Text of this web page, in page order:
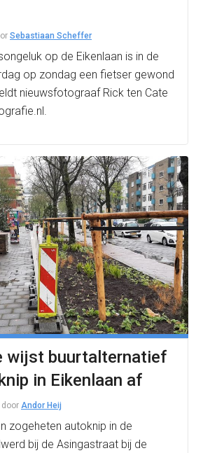
Sebastiaan Scheffer
op de Eikenlaan is in de
op zondag een fietser gewond
nieuwsfotograaf Rick ten Cate
wijst buurtalternatief
in Eikenlaan af
door Andor Heij
zogeheten autoknip in de
bij de Asingastraat bij de